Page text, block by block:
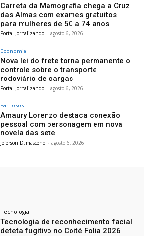
Carreta da Mamografia chega a Cruz
das Almas com exames gratuitos
para mulheres de 50 a 74 anos
Portal Jornalizando - agosto 6, 2026
Economia
Nova lei do frete torna permanente o
controle sobre o transporte
rodoviário de cargas
Portal Jornalizando - agosto 6, 2026
Famosos
Amaury Lorenzo destaca conexão
pessoal com personagem em nova
novela das sete
Jeferson Damasceno - agosto 6, 2026
Tecnologia
Tecnologia de reconhecimento facial
deteta fugitivo no Coité Folia 2026